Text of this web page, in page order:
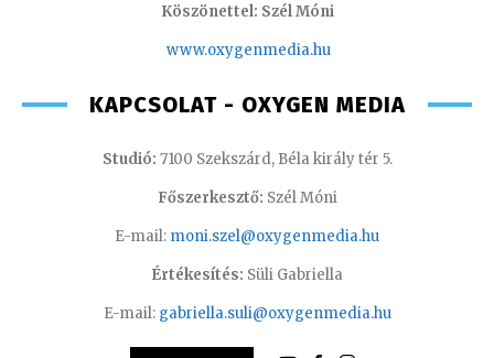
Köszönettel: Szél Móni
www.oxygenmedia.hu
KAPCSOLAT - OXYGEN MEDIA
Studió: 7100 Szekszárd, Béla király tér 5.
Főszerkesztő: Szél Móni
E-mail: moni.szel@oxygenmedia.hu
Értékesítés: Süli Gabriella
E-mail: gabriella.suli@oxygenmedia.hu